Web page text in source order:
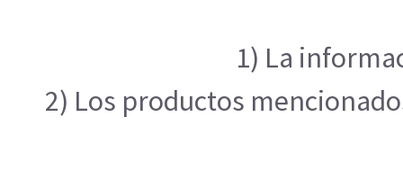
1) La
2) Los productos